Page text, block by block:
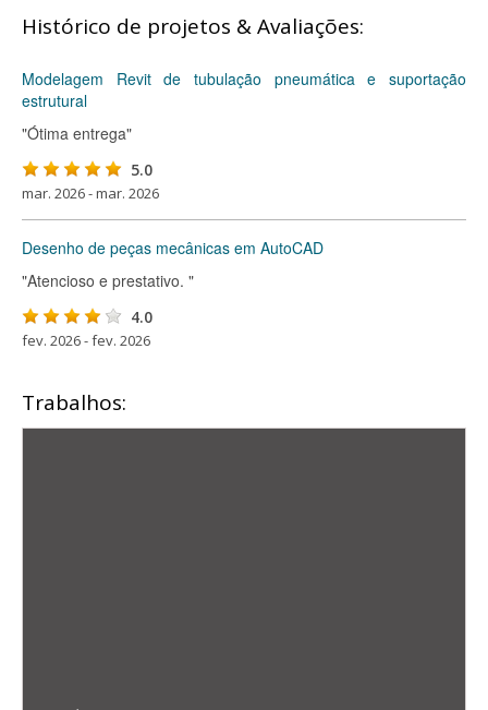
Histórico de projetos & Avaliações:
Modelagem Revit de tubulação pneumática e suportação
estrutural
"Ótima entrega"
5.0
mar. 2026 - mar. 2026
Desenho de peças mecânicas em AutoCAD
"Atencioso e prestativo. "
4.0
fev. 2026 - fev. 2026
Trabalhos: